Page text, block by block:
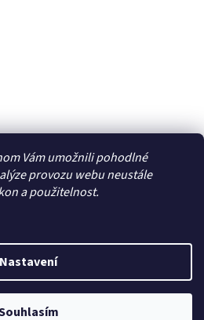
Vám umožnili pohodlné
provozu webu neustále
a použitelnost.
Nastavení
- RC modely,
domácí audio. Všechna
Upravit nastavení cookies